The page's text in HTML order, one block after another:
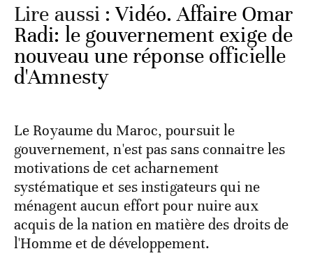
Lire aussi :Vidéo. Affaire Omar
Radi: le gouvernement exige de
nouveau une réponse officielle
d'Amnesty
Le Royaume du Maroc, poursuit le
gouvernement, n'est pas sans connaitre les
motivations de cet acharnement
systématique et ses instigateurs qui ne
ménagent aucun effort pour nuire aux
acquis de la nation en matière des droits de
l'Homme et de développement.